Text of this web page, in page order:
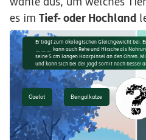
es im Tief- oder Hochland
Er trägt zum ökologischen Gleichgewicht bei.
＿＿＿ kann auch Rehe und Hirsche als
seine 5 cm langen Haarpinsel an den Ohren.
und kann sich bei der Jagd somit noch besser
Ozelot Bengalkatze